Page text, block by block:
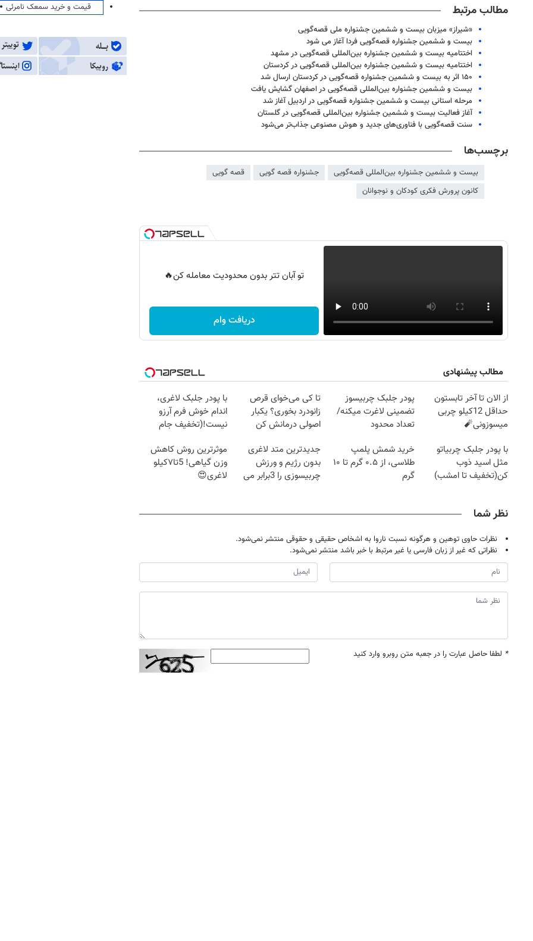
مطالب مرتبط
«شیراز» میزبان بیست و ششمین جشنواره ملی قصه‌گویی
بیست و ششمین جشنواره قصه‌گویی فردا آغاز می شود
اختتامیه بیست و ششمین جشنواره بین‌المللی قصه‌گویی در مشهد
اختتامیه بیست و ششمین جشنواره بین‌المللی قصه‌گویی در کردستان
۱۵۰ اثر به بیست و ششمین جشنواره قصه‌گویی در کردستان ارسال شد
بیست و ششمین جشنواره بین‌المللی قصه‌گویی در اصفهان گشایش یافت
مرحله استانی بیست و ششمین جشنواره قصه‌گویی در اردبیل آغاز شد
آغاز فعالیت بیست و ششمین جشنواره بین‌المللی قصه‌گویی در گلستان
سنت قصه‌گویی با فناوری‌های جدید و هوش مصنوعی جذاب‌تر می‌شود
برچسب‌ها
بیست و ششمین جشنواره بین‌المللی قصه‌گویی جشنواره قصه گویی
قصه گویی
کانون پرورش فکری کودکان و نوجوانان
تو آبان تتر بدون محدودیت معامله کن🔥
دریافت وام
مطالب پیشنهادی
از الان تا آخر تابستون
حداقل 12کیلو چربی
میسوزونی🧨
پودر جلبک چربیسوز
تضمینی لاغرت میکنه/
تعداد محدود
تا کی می‌خوای قرص
زانودرد بخوری؟ یکبار
اصولی درمانش کن
با پودر جلبک لاغری،
اندام خوش فرم آرزو
نیست!(تخفیف جام
با پودر جلبک چربیاتو
مثل اسید ذوب
کن(تخفیف تا امشب)
خرید شمش پلمپ
طلاسی، از ۰.۵ گرم تا ۱۰
گرم
جدیدترین متد لاغری
بدون رژیم و ورزش
چربیسوزی را 3برابر می
موثرترین روش کاهش
وزن گیاهی! 5تا۷کیلو
لاغری😍
نظر شما
نظرات حاوی توهین و هرگونه نسبت ناروا به اشخاص حقیقی و حقوقی منتشر نمی‌شود.
نظراتی که غیر از زبان فارسی یا غیر مرتبط با خبر باشد منتشر نمی‌شود.
* لطفا حاصل عبارت را در جعبه متن روبرو وارد کنید
قیمت و خرید سمعک نامرئی